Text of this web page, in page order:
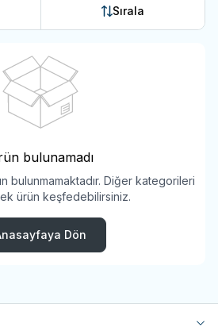
Sırala
bulunamadı
bulunmamaktadır. Diğer kategorileri
ürün keşfedebilirsiniz.
Dön